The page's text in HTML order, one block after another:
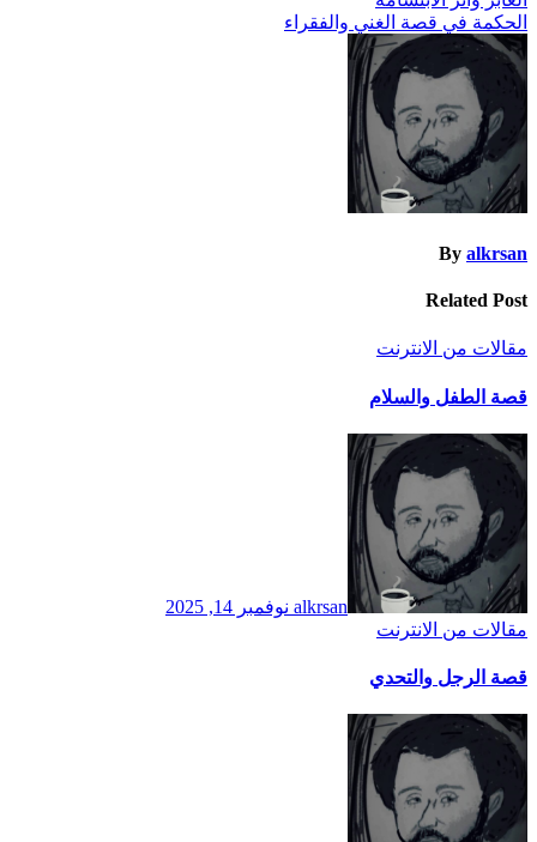
المقالات
الحكمة في قصة الغني والفقراء
By alkrsan
Related Post
مقالات من الانترنت
قصة الطفل والسلام
alkrsan نوفمبر 14, 2025
مقالات من الانترنت
قصة الرجل والتحدي